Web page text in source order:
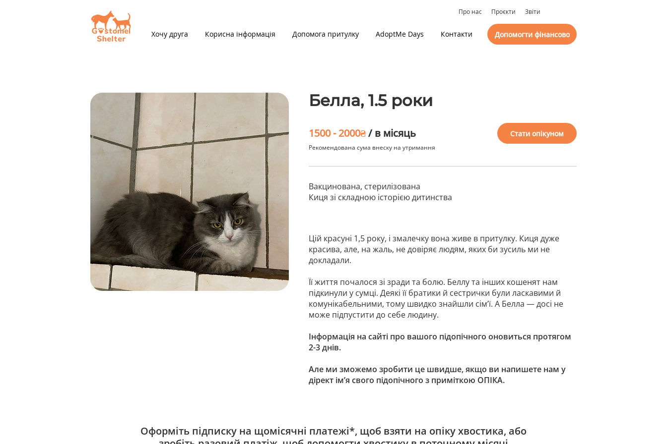
Про нас Проєкти Звіти
Хочу друга Корисна інформація Допомога притулку AdoptMe Days Контакти Допомогти фінансово
Белла, 1.5 роки
1500 - 2000₴/ в місяць Стати опікуном
Рекомендована сума внеску на утримання
Вакцинована, стерилізована
Киця зі складною історією дитинства
Цій красуні 1,5 року, і змалечку вона живе в притулку. Киця дуже
красива, але, на жаль, не довіряє людям, яких би зусиль ми не
докладали.
Її життя почалося зі зради та болю. Беллу та інших кошенят нам
підкинули у сумці. Деякі її братики й сестрички були ласкавими й
комунікабельними, тому швидко знайшли сім’ї. А Белла — досі не
може підпустити до себе людину.
Інформація на сайті про вашого підопічного оновиться протягом
2-3 днів.
Але ми зможемо зробити це швидше, якщо ви напишете нам у
дірект ім’я свого підопічного з приміткою ОПІКА.
Оформіть підписку на щомісячні платежі*, щоб взяти на опіку хвостика, або